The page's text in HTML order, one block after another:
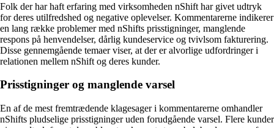
Folk der har haft erfaring med virksomheden nShift har givet udtryk
for deres utilfredshed og negative oplevelser. Kommentarerne indikerer
en lang række problemer med nShifts prisstigninger, manglende
respons på henvendelser, dårlig kundeservice og tvivlsom fakturering.
Disse gennemgående temaer viser, at der er alvorlige udfordringer i
relationen mellem nShift og deres kunder.
Prisstigninger og manglende varsel
En af de mest fremtrædende klagesager i kommentarerne omhandler
nShifts pludselige prisstigninger uden forudgående varsel. Flere kunder